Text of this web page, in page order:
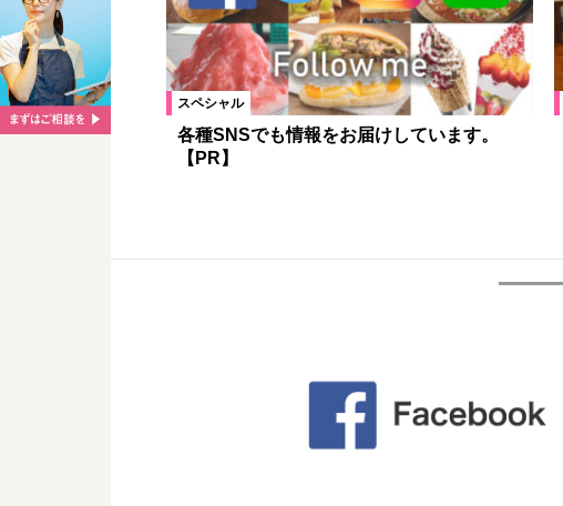
スペシャル
各種SNSでも情報をお届けしています。
【PR】